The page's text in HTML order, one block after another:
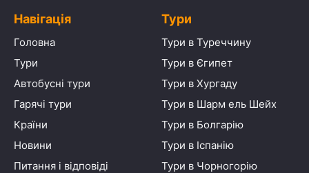
Навігація
Головна
Тури
Автобусні тури
Гарячі тури
Країни
Новини
Питання і відповіді
Тури
Тури в Туреччину
Тури в Єгипет
Тури в Хургаду
Тури в Шарм ель Шейх
Тури в Болгарію
Тури в Іспанію
Тури в Чорногорію